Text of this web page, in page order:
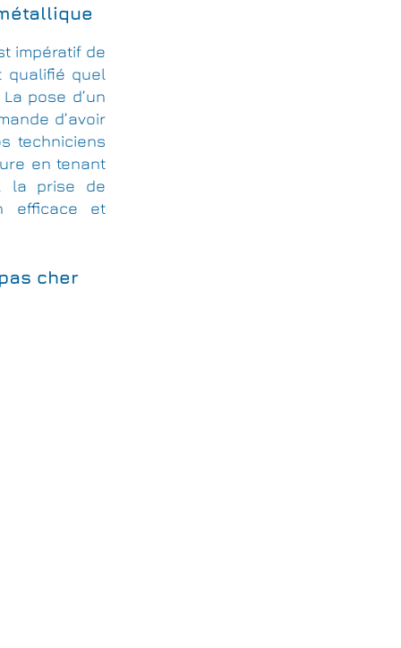
impératif de
qualifié quel
pose d’un
d’avoir
techniciens
en tenant
la prise de
efficace et
cher